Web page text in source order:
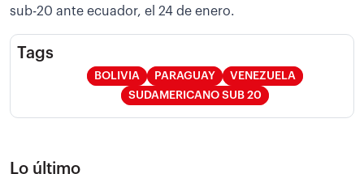
sub-20 ante ecuador, el 24 de enero.
Tags
BOLIVIA PARAGUAY
VENEZUELA
SUDAMERICANO SUB 20
Lo último